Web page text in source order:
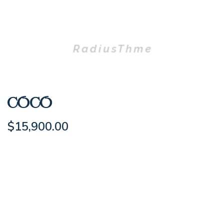
COCO
$15,900.00